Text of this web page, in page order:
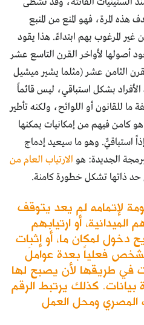
هذه المرة، فهو المنع من المنبع
المرغوب بهم ابتداءً. هذا يقود
أصولها لأواخر القرن التاسع عشر
الثامن عشر (مثلما يشير ميشيل
بشكل استباقي، ليس قائماً
للقانون أو اللوائح، ولكنه تأطير
هو كامن فيهم من إمكانيات يمكنها
استباقيٌّ. وهو ما سيعيد إدماج
الجديدة: هو الارتياب العام من
ذاتها تشكل خطورة كامنة.
لإتمامه لم يعد يتوقف
أو ارتيابهم
دخول لمكان ما، أو إثبات
فعلياً بعدة عواملَ
في طريقها لأن يصبح لها
بيانات. كذلك يرتبط الرقم
المصري ومحل العمل